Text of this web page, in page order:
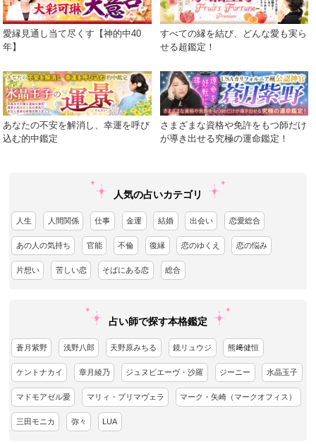
愛縁見通し当て尽くす【神的中40
年】
すべての縁を結び、どんな愛も実ら
せる超鑑定！
あなたの不安を解消し、幸運を呼び
込む的中鑑定
さまざまな資格や免許をもつ師だけ
が導き出せる究極の運命鑑定！
人気の占いカテゴリ
人生 人間関係 仕事 金運 結婚 出会い 恋愛総合
あの人の気持ち 官能 不倫 復縁 恋のゆくえ 恋の悩み
片想い 苦しい恋 そばにある恋 総合
占い師で探す本格鑑定
蒼月紫野 浅野八郎 天野原みちる 鏡リュウジ 熊﨑健恒
ケントナカイ 章月綾乃 ジュヌビエーヴ・沙羅 ジーニー 水晶玉子
マドモアゼル愛 マリィ・プリマヴェラ マーク・矢崎（マークオフィス）
三田モニカ 弥々 LUA